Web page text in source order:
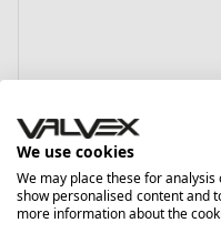
2454290
We use cookies
We may place these for
show personalised content and
more information about the